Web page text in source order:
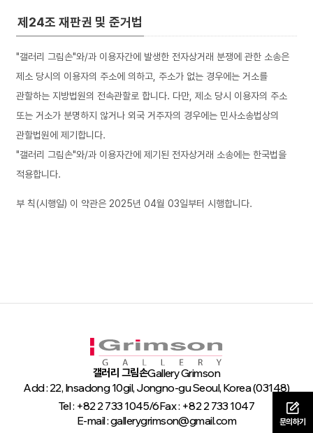
문의하기
제24조 재판권 및 준거법
"갤러리 그림손"와/과 이용자간에 발생한 전자상거래 분쟁에 관한 소송은
제소 당시의 이용자의 주소에 의하고, 주소가 없는 경우에는 거소를
관할하는 지방법원의 전속관할로 합니다. 다만, 제소 당시 이용자의 주소
또는 거소가 분명하지 않거나 외국 거주자의 경우에는 민사소송법상의
관할법원에 제기합니다.
"갤러리 그림손"와/과 이용자간에 제기된 전자상거래 소송에는 한국법을
적용합니다.
부 칙(시행일) 이 약관은 2025년 04월 03일부터 시행합니다.
갤러리 그림손Gallery Grimson
Add : 22, Insadong 10gil, Jongno-gu Seoul, Korea (03148)
Tel : +82 2 733 1045/6Fax : +82 2 733 1047
E-mail : gallerygrimson@gmail.com